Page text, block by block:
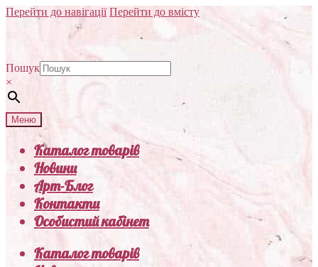
Перейти до навігації Перейти до вмісту
Пошук
×
Меню
Каталог товарів
Новини
Арт-Блог
Контакти
Особистий кабінет
Каталог товарів